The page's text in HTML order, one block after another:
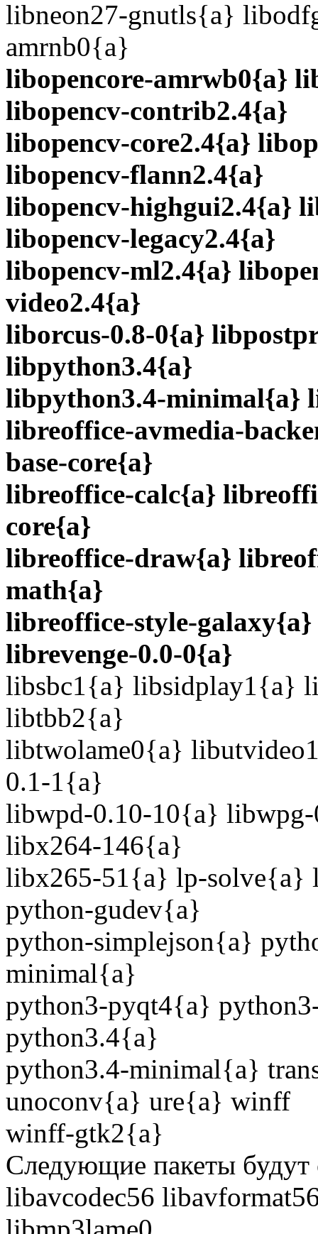
libneon27-gnutls{a}
amrnb0{a}
libopencore-amrwb0{a}
libopencv-contrib2.4{a}
libopencv-core2.4{a}
libopencv-flann2.4{a}
libopencv-highgui2.4{a}
libopencv-legacy2.4{a}
libopencv-ml2.4{a}
video2.4{a}
liborcus-0.8-0{a}
libpython3.4{a}
libpython3.4-minimal{a}
libreoffice-avmedia-
base-core{a}
libreoffice-calc{a}
core{a}
libreoffice-draw{a}
math{a}
libreoffice-style-
librevenge-0.0-0{a}
libsbc1{a} libsidplay1{a}
libtbb2{a}
libtwolame0{a}
0.1-1{a}
libwpd-0.10-10{a}
libx264-146{a}
libx265-51{a} lp-solve{a}
python-gudev{a}
python-simplejson{a}
minimal{a}
python3-pyqt4{a}
python3.4{a}
python3.4-minimal{a}
unoconv{a} ure{a} winff
winff-gtk2{a}
Следующие пакеты будут
libavcodec56